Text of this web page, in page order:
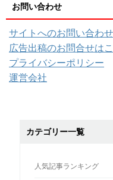
お問い合わせ
サイトへのお問い合わ
広告出稿のお問合せは
プライバシーポリシー
運営会社
カテゴリー一覧
人気記事ランキング